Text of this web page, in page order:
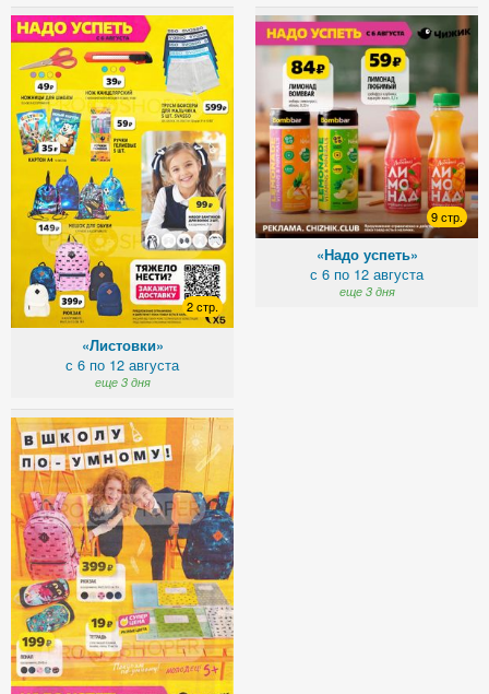
2 стр.
«Листовки»
с 6 по 12 августа
еще 3 дня
9 стр.
«Надо успеть»
с 6 по 12 августа
еще 3 дня